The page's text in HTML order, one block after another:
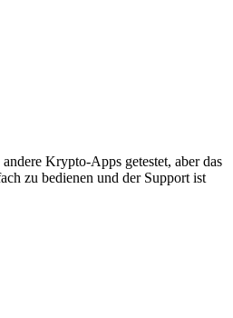
Krypto-Apps getestet, aber das
zu bedienen und der Support ist